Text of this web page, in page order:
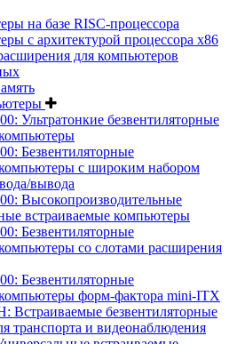
на базе RISC-процессора
с архитектурой процессора x86
для компьютеров
Ультратонкие безвентиляторные
Безвентиляторные
с широким набором
вывода
Высокопроизводительные
встраиваемые компьютеры
Безвентиляторные
со слотами расширения
Безвентиляторные
форм-фактора mini-ITX
Встраиваемые безвентиляторные
транспорта и видеонаблюдения